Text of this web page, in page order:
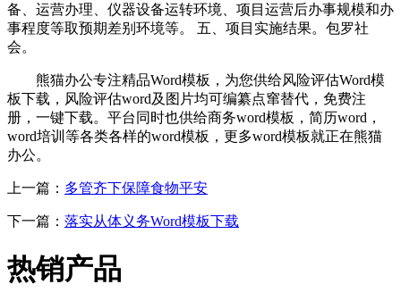
备、运营办理、仪器设备运转环境、项目运营后办事规模和办
事程度等取预期差别环境等。 五、项目实施结果。包罗社
会。
熊猫办公专注精品Word模板，为您供给风险评估Word模
板下载，风险评估word及图片均可编纂点窜替代，免费注
册，一键下载。平台同时也供给商务word模板，简历word，
word培训等各类各样的word模板，更多word模板就正在熊猫
办公。
上一篇： 多管齐下保障食物平安
下一篇： 落实从体义务Word模板下载
热销产品